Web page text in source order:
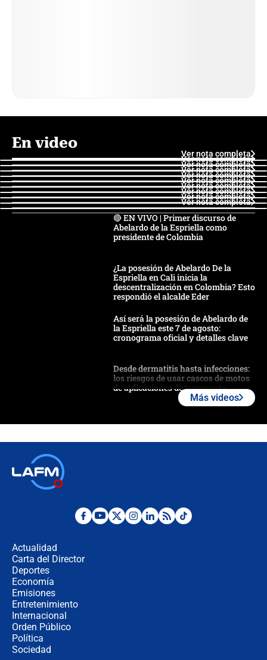
En video
Ver nota completa
Ver nota completa
Ver nota completa
Ver nota completa
Ver nota completa
Ver nota completa
Ver nota completa
Ver nota completa
Ver nota completa
Ver nota completa
🔴 EN VIVO | Primer discurso de
Abelardo de la Espriella como
presidente de Colombia
¿La posesión de Abelardo De la
Espriella en Cali inicia la
descentralización en Colombia? Esto
respondió el alcalde Eder
Así será la posesión de Abelardo de
la Espriella este 7 de agosto:
cronograma oficial y detalles clave
Desde dermatitis hasta infecciones:
los riesgos de usar cascos de motos
de aplicaciones de transporte
Posesión de Abelardo De La Espriella
Más videos
Actualidad
Carta del Director
Deportes
Economía
Emisiones
Entretenimiento
Internacional
Orden Público
Política
Sociedad